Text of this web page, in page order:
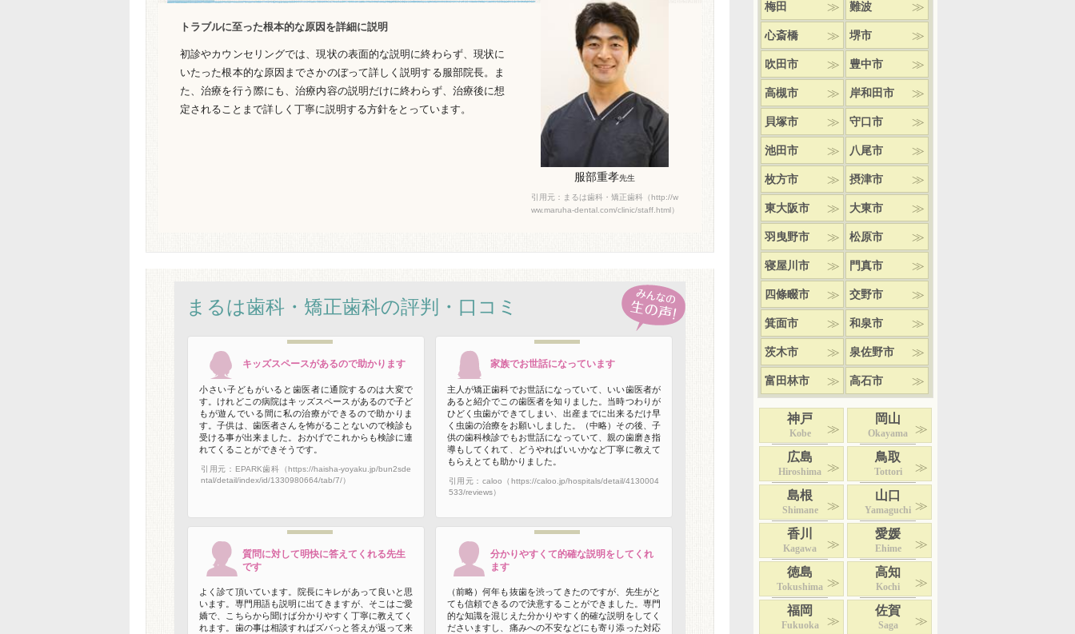
トラブルに至った根本的な原因を詳細に説明
初診やカウンセリングでは、現状の表面的な説明に終わらず、現状に
いたった根本的な原因までさかのぼって詳しく説明する服部院長。ま
た、治療を行う際にも、治療内容の説明だけに終わらず、治療後に想
定されることまで詳しく丁寧に説明する方針をとっています。
服部重孝先生
引用元：まるは歯科・矯正歯科（http://w
ww.maruha-dental.com/clinic/staff.html）
まるは歯科・矯正歯科の評判・口コミ
キッズスペースがあるので助かります
小さい子どもがいると歯医者に通院するのは大変で
す。けれどこの病院はキッズスペースがあるので子ど
もが遊んでいる間に私の治療ができるので助かりま
す。子供は、歯医者さんを怖がることないので検診も
受ける事が出来ました。おかげでこれからも検診に連
れてくることができそうです。
引用元：EPARK歯科（https://haisha-yoyaku.jp/bun2sde
ntal/detail/index/id/1330980664/tab/7/）
家族でお世話になっています
主人が矯正歯科でお世話になっていて、いい歯医者が
あると紹介でこの歯医者を知りました。当時つわりが
ひどく虫歯ができてしまい、出産までに出来るだけ早
く虫歯の治療をお願いしました。（中略）その後、子
供の歯科検診でもお世話になっていて、親の歯磨き指
導もしてくれて、どうやればいいかなど丁寧に教えて
もらえとても助かりました。
引用元：caloo（https://caloo.jp/hospitals/detail/4130004
533/reviews）
質問に対して明快に答えてくれる先生
です
よく診て頂いています。院長にキレがあって良いと思
います。専門用語も説明に出てきますが、そこはご愛
嬌で、こちらから聞けば分かりやすく丁寧に教えてく
れます。歯の事は相談すればズバっと答えが返って来
分かりやすくて的確な説明をしてくれ
ます
（前略）何年も抜歯を渋ってきたのですが、先生がと
ても信頼できるので決意することができました。専門
的な知識を混じえた分かりやすく的確な説明をしてく
ださいますし、痛みへの不安などにも寄り添った対応
梅田 難波
心斎橋 堺市
吹田市 豊中市
高槻市 岸和田市
貝塚市 守口市
池田市 八尾市
枚方市 摂津市
東大阪市 大東市
羽曳野市 松原市
寝屋川市 門真市
四條畷市 交野市
箕面市 和泉市
茨木市 泉佐野市
富田林市 高石市
神戸
Kobe
岡山
Okayama
広島
Hiroshima
鳥取
Tottori
島根
Shimane
山口
Yamaguchi
香川
Kagawa
愛媛
Ehime
徳島
Tokushima
高知
Kochi
福岡
Fukuoka
佐賀
Saga